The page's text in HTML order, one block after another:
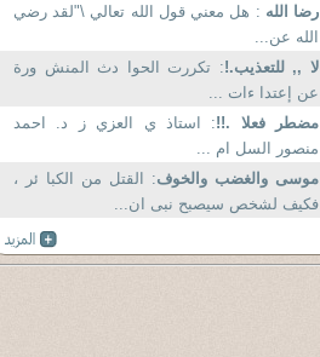
رضا الله : هل معني قول الله تعالي \"لقد رضي
الله عن...
لا ,, للتعذيب.!: تكررت الحوا دث المنش ورة
عن إعتدا ءات ...
مضطر فعلا .!!: استاذ ي العزي ز د. احمد
منصور السل ام ...
موسى والغضب والخوف: القتل من الكبا ئر ،
فكيف لشخص سيصبح نبى ان...